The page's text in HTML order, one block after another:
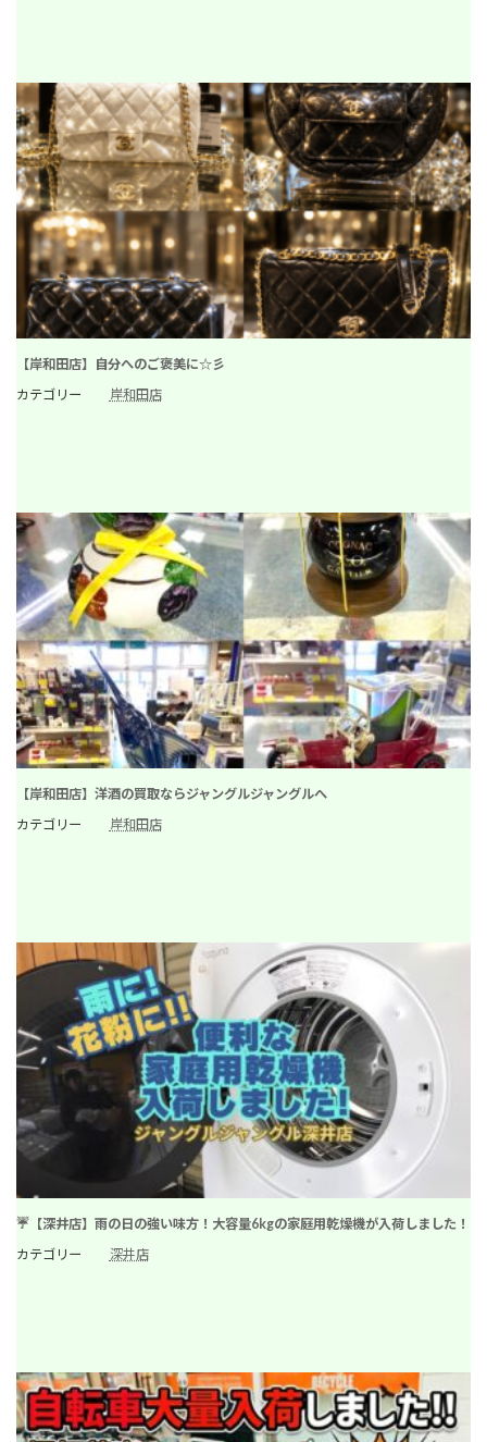
【岸和田店】自分へのご褒美に☆彡
カテゴリー
岸和田店
【岸和田店】洋酒の買取ならジャングルジャングルへ
カテゴリー
岸和田店
☔【深井店】雨の日の強い味方！大容量6kgの家庭用乾燥機が入荷しました！
カテゴリー
深井店